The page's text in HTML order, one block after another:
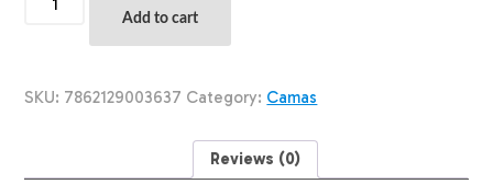
Para
Redonda
Estrés
Add to cart
SKU: 7862129003637 Category: Camas
Reviews (0)